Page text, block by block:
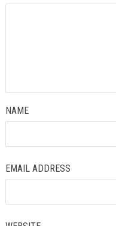
NAME
EMAIL ADDRESS